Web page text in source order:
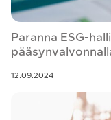
Paranna ESG-
12.09.2024